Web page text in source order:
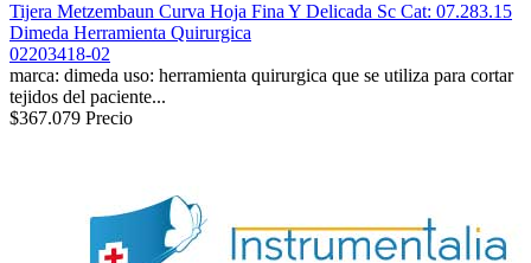
Tijera Metzembaun Curva Hoja Fina Y Delicada Sc Cat: 07.283.15
Dimeda Herramienta Quirurgica
02203418-02
marca: dimeda uso: herramienta quirurgica que se utiliza para cortar
tejidos del paciente...
$367.079 Precio